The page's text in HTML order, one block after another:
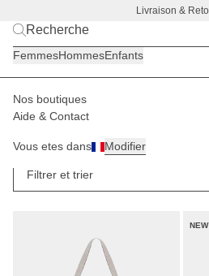
Livraison &
BACK TO WORK —
FemmesHommesEnfants
Nos boutiques
Aide & Contact
Vous etes dans Modifier
Sacs à main
Filtrer et trier